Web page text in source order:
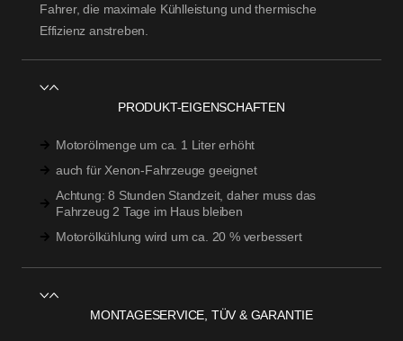
Fahrer, die maximale Kühlleistung und thermische
Effizienz anstreben.
PRODUKT-EIGENSCHAFTEN
Motorölmenge um ca. 1 Liter erhöht
auch für Xenon-Fahrzeuge geeignet
Achtung: 8 Stunden Standzeit, daher muss das
Fahrzeug 2 Tage im Haus bleiben
Motorölkühlung wird um ca. 20 % verbessert
MONTAGESERVICE, TÜV & GARANTIE